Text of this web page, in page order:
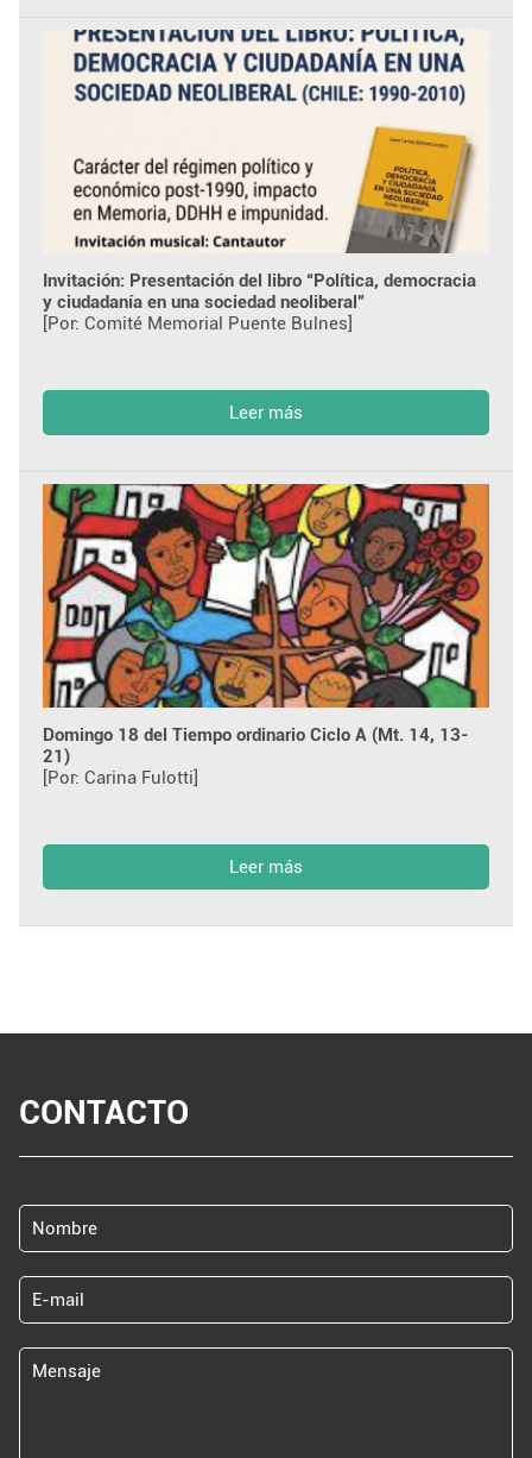
Invitación: Presentación del libro “Política, democracia
y ciudadanía en una sociedad neoliberal”
[Por: Comité Memorial Puente Bulnes]
Leer más
Domingo 18 del Tiempo ordinario Ciclo A (Mt. 14, 13-
21)
[Por: Carina Fulotti]
Leer más
CONTACTO